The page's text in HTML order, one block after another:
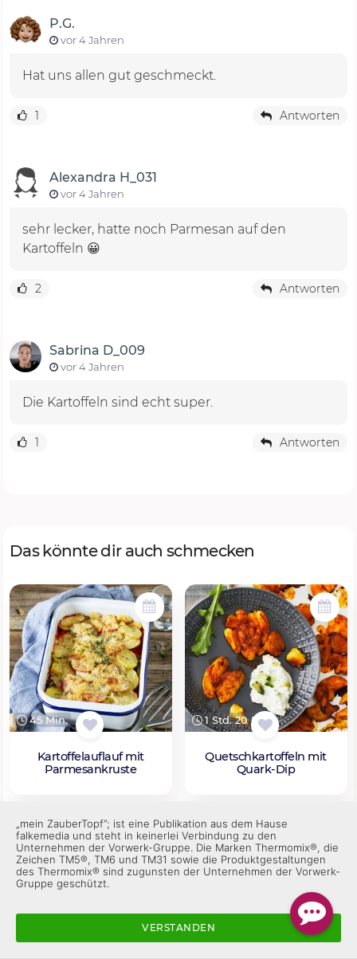
P.G.
vor 4 Jahren
Hat uns allen gut geschmeckt.
1 Antworten
Alexandra H_031
vor 4 Jahren
sehr lecker, hatte noch Parmesan auf den
Kartoffeln 😀
2 Antworten
Sabrina D_009
vor 4 Jahren
Die Kartoffeln sind echt super.
1 Antworten
Das könnte dir auch schmecken
45 Min.
Kartoffelauflauf mit
Parmesankruste
1 Std. 20 Min.
Quetschkartoffeln mit
Quark-Dip
„mein ZauberTopf”; ist eine Publikation aus dem Hause
falkemedia und steht in keinerlei Verbindung zu den
Unternehmen der Vorwerk-Gruppe. Die Marken Thermomix®, die
Zeichen TM5®, TM6 und TM31 sowie die Produktgestaltungen
des Thermomix® sind zugunsten der Unternehmen der Vorwerk-
Gruppe geschützt.
VERSTANDEN